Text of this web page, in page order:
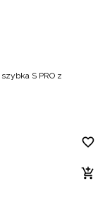
S PRO z